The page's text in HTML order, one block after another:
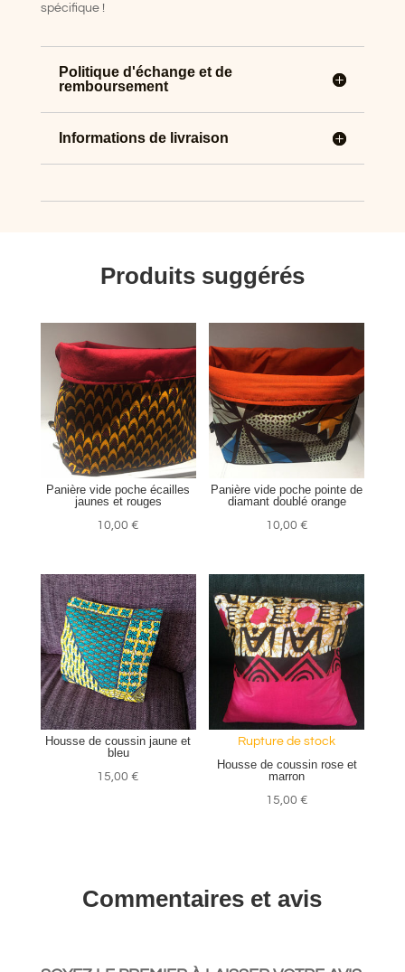
spécifique !
Politique d'échange et de
remboursement
Informations de livraison
Produits suggérés
Panière vide poche écailles
jaunes et rouges
10,00€
Panière vide poche pointe de
diamant doublé orange
10,00 €
Housse de coussin jaune et
bleu
15,00€
Rupture de stock
Housse de coussin rose et
marron
15,00 €
Commentaires et avis